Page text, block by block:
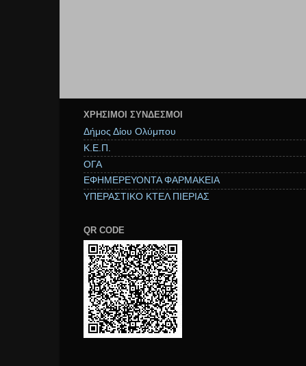
ΧΡΉΣΙΜΟΙ ΣΥΝΔΕΣΜΟΙ
Δήμος Δίου Ολύμπου
Κ.Ε.Π.
ΟΓΑ
ΕΦΗΜΕΡΕΥΟΝΤΑ ΦΑΡΜΑΚΕΙΑ
ΥΠΕΡΑΣΤΙΚΟ ΚΤΕΛ ΠΙΕΡΙΑΣ
QR CODE